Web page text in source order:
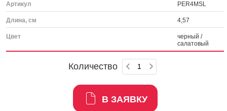
Артикул PER4MSL
Длина, см 4,57
Цвет
черный /
салатовый
Количество
В ЗАЯВКУ